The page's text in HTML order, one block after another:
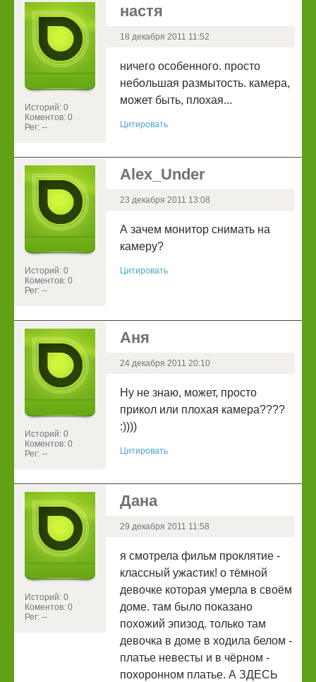
Историй: 0
Коментов: 0
Рег: --
настя
18 декабря 2011 11:52
ничего особенного. просто
небольшая размытость. камера,
может быть, плохая...
Цитировать
Историй: 0
Коментов: 0
Рег: --
Alex_Under
23 декабря 2011 13:08
А зачем монитор снимать на
камеру?
Цитировать
Историй: 0
Коментов: 0
Рег: --
Аня
24 декабря 2011 20:10
Ну не знаю, может, просто
прикол или плохая камера????
:))))
Цитировать
Историй: 0
Коментов: 0
Рег: --
Дана
29 декабря 2011 11:58
я смотрела фильм проклятие -
классный ужастик! о тёмной
девочке которая умерла в своём
доме. там было показано
похожий эпизод. только там
девочка в доме в ходила белом -
платье невесты и в чёрном -
похоронном платье. А ЗДЕСЬ